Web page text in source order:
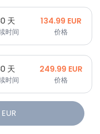
天
时间
134.99 EUR
价格
天
时间
249.99 EUR
价格
EUR